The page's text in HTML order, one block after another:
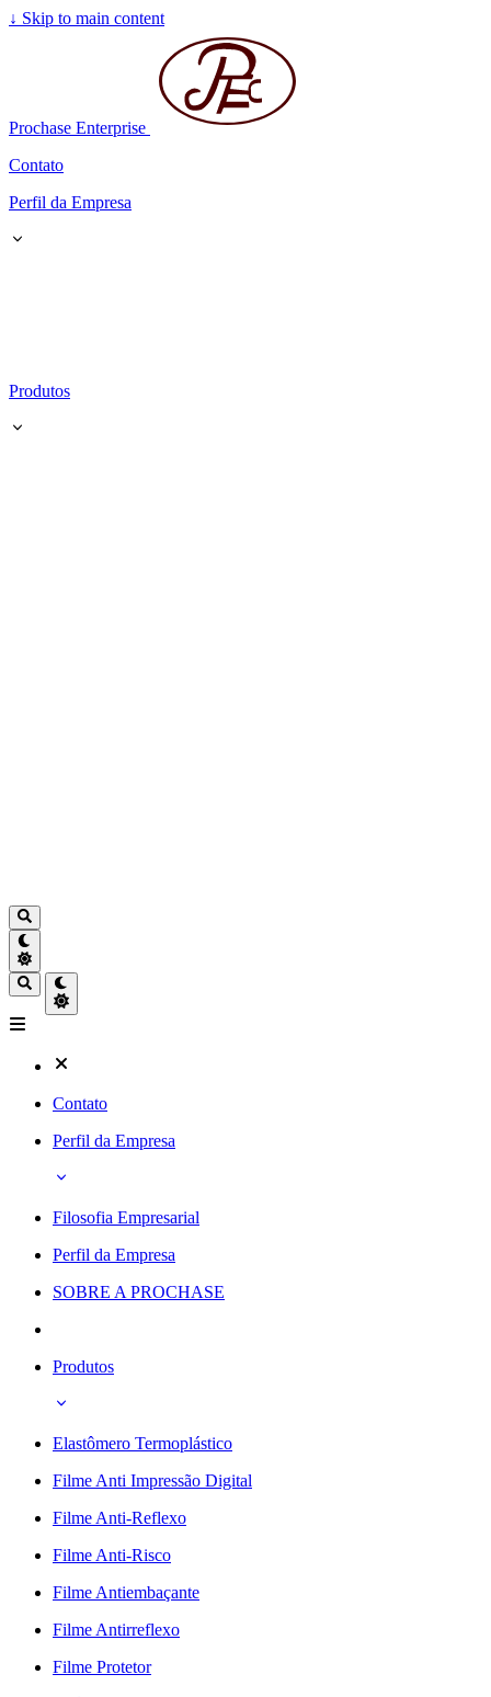
↓ Skip to main content
Prochase Enterprise
Contato
Perfil da Empresa
Produtos
Contato
Perfil da Empresa
Filosofia Empresarial
Perfil da Empresa
SOBRE A PROCHASE
Produtos
Elastômero Termoplástico
Filme Anti Impressão Digital
Filme Anti-Reflexo
Filme Anti-Risco
Filme Antiembaçante
Filme Antirreflexo
Filme Protetor